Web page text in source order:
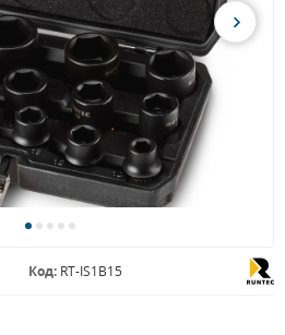
Код: RT-IS1B15